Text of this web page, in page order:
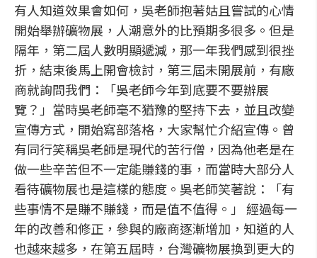
有人知道效果會如何，吳老師抱著姑且嘗試的心情
開始舉辦礦物展，人潮意外的比預期多很多。但是
隔年，第二屆人數明顯遞減，那一年我們感到很挫
折，結束後馬上開會檢討，第三屆未開展前，有廠
商就詢問我們：「吳老師今年到底要不要辦展
覽？」當時吳老師毫不猶豫的堅持下去，並且改變
宣傳方式，開始寫部落格，大家幫忙介紹宣傳。曾
有同行笑稱吳老師是現代的苦行僧，因為他老是在
做一些辛苦但不一定能賺錢的事，而當時大部分人
看待礦物展也是這樣的態度。吳老師笑著說：「有
些事情不是賺不賺錢，而是值不值得。」 經過每一
年的改善和修正，參與的廠商逐漸增加，知道的人
也越來越多，在第五屆時，台灣礦物展換到更大的